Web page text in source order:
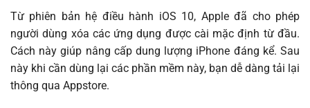
Từ phiên bản hệ điều hành iOS 10, Apple đã cho phép
người dùng xóa các ứng dụng được cài mặc định từ đầu.
Cách này giúp nâng cấp dung lượng iPhone đáng kể. Sau
này khi cần dùng lại các phần mềm này, bạn dễ dàng tải lại
thông qua Appstore.